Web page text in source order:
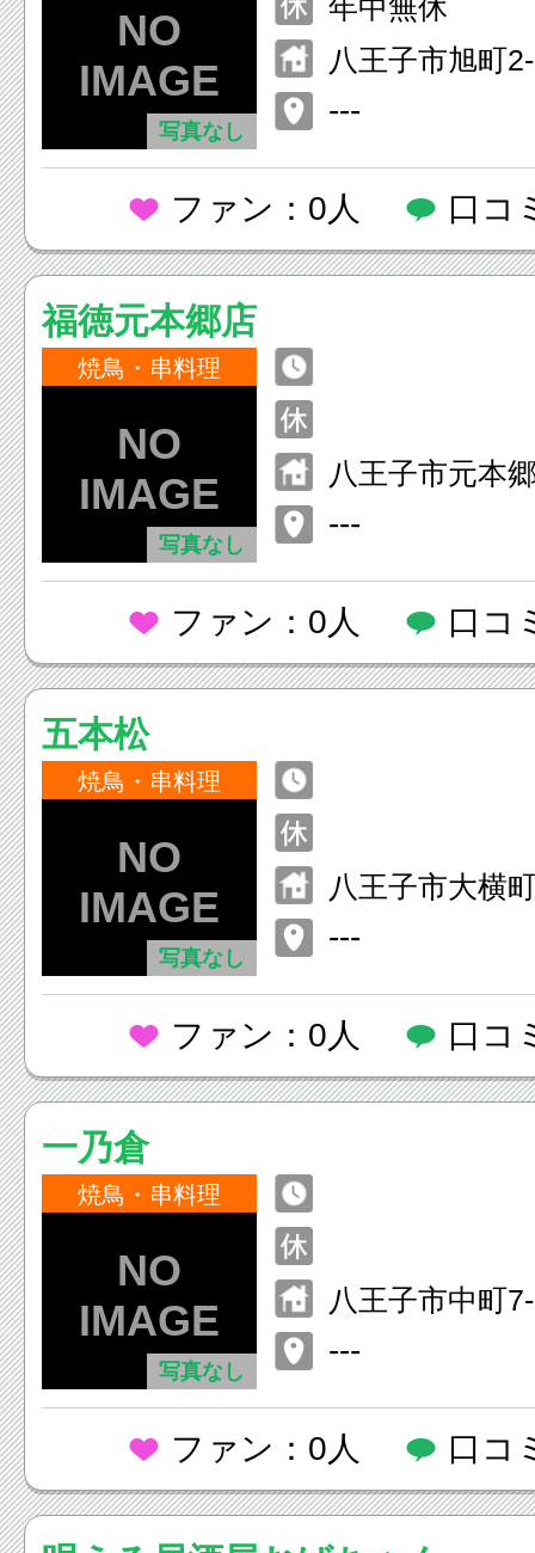
写真なし
年中無休
八王子市旭町
---
ファン：0人 口コ
福徳元本郷店
焼鳥・串料理
写真なし
八王子市元本
---
ファン：0人 口コ
五本松
焼鳥・串料理
写真なし
八王子市大横
---
ファン：0人 口コ
一乃倉
焼鳥・串料理
写真なし
八王子市中町
---
ファン：0人 口コ